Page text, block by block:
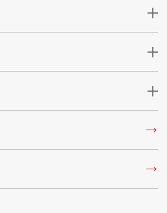
trending_flat
trending_flat